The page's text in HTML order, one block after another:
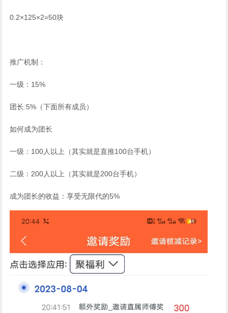
0.2×125×2=50块
推广机制：
一级：15%
团长:5%（下面所有成员）
如何成为团长
一级：100人以上（其实就是直推100台手机）
二级：200人以上（其实就是200台手机）
成为团长的收益：享受无限代的5%